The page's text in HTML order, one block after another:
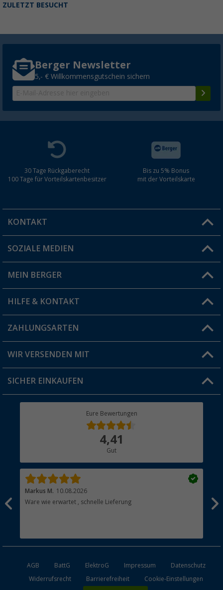
ZULETZT BESUCHT
Berger Newsletter
5,- € Willkommensgutschein sichern
30 Tage Rückgaberecht
100 Tage für Vorteilskartenbesitzer
Bis zu 5% Bonus
mit der Vorteilskarte
KONTAKT
Du hast eine Frage?
Filiale finden
SOZIALE MEDIEN
MEIN BERGER
Vorteilskarte
Blog
Jobs & Karriere
HILFE & KONTAKT
FAQ & Kontakt
Versandinformationen
Rücksendung
ZAHLUNGSARTEN
WIR VERSENDEN MIT
SICHER EINKAUFEN
Eure Bewertungen
4,41
Gut
Markus M. 10.08.2026
Ware wie erwartet , schnelle Lieferung
AGB BattG ElektroG Impressum
Datenschutz
Widerrufsrecht
Barrierefreiheit Cookie-Einstellungen